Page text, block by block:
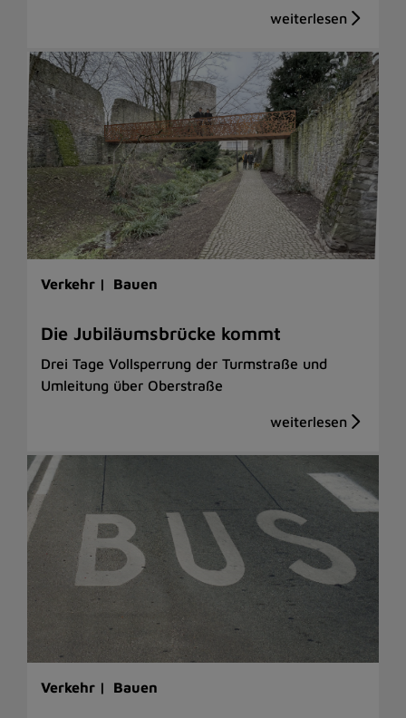
Verkehr | Bauen
Die Jubiläumsbrücke kommt
Drei Tage Vollsperrung der Turmstraße und
Umleitung über Oberstraße
Verkehr | Bauen